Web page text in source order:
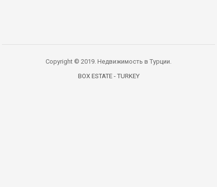
Copyright © 2019. Недвижимость в Турции.
BOX ESTATE - TURKEY